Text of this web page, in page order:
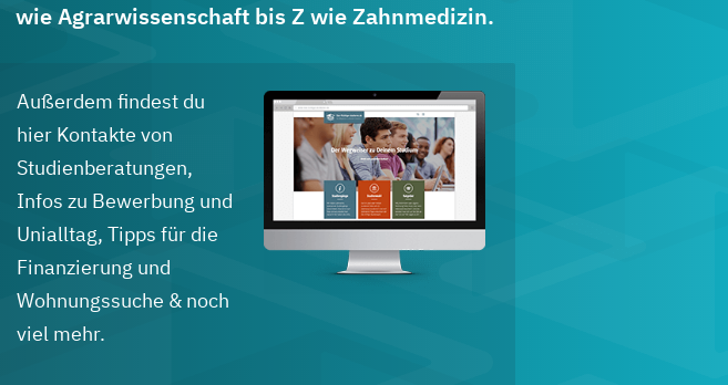
wie Agrarwissenschaft bis Z wie Zahnmedizin.
Außerdem findest du
hier Kontakte von
Studienberatungen,
Infos zu Bewerbung und
Unialltag, Tipps für die
Finanzierung und
Wohnungssuche & noch
viel mehr.